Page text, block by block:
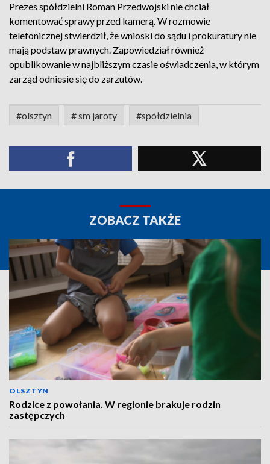
Prezes spółdzielni Roman Przedwojski nie chciał
komentować sprawy przed kamerą. W rozmowie
telefonicznej stwierdził, że wnioski do sądu i prokuratury nie
mają podstaw prawnych. Zapowiedział również
opublikowanie w najbliższym czasie oświadczenia, w którym
zarząd odniesie się do zarzutów.
#olsztyn # sm jaroty #spółdzielnia
ZOBACZ TAKŻE
OLSZTYN
Rodzice z powołania. W regionie brakuje rodzin
zastępczych